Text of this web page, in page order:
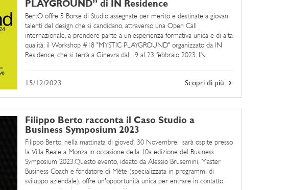
PLAYGROUND” di IN Residence
BertO offre 5 Borse di Studio assegnate per merito e destinate a giovani
talenti del design che si candidano, attraverso una Open Call
internazionale, a prendere parte a un'esperienza formativa unica e di alta
qualità: il Workshop #18 "MYSTIC PLAYGROUND" organizzato da IN
Residence, che si terrà a Ginevra dal 19 al 23 febbraio 2023. IN
Scopri di più
15/12/2023
Filippo Berto racconta il Caso Studio a
Business Symposium 2023
Filippo Berto, nella mattinata di giovedì 30 Novembre, sarà ospite presso
la Villa Reale a Monza in occasione della 10a edizione del Business
Symposium 2023.Questo evento, ideato da Alessio Brusemini, Master
Business Coach e fondatore di Mète (specializzata in programmi di
sviluppo aziendale), offre un'opportunità unica per entrare in contatto